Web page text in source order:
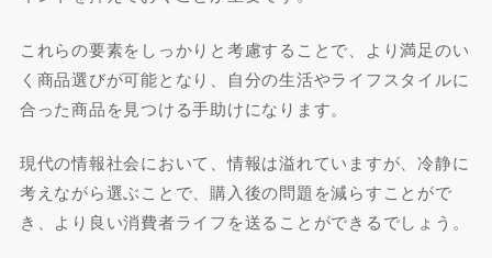
これらの要素をしっかりと考慮することで、より満足のい
く商品選びが可能となり、自分の生活やライフスタイルに
合った商品を見つける手助けになります。
現代の情報社会において、情報は溢れていますが、冷静に
考えながら選ぶことで、購入後の問題を減らすことがで
き、より良い消費者ライフを送ることができるでしょう。